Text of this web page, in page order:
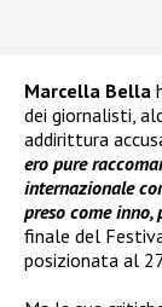
Marcella Bella
dei giornalisti,
addirittura
ero pure
internazionale
preso come inno,
finale del
posizionata al